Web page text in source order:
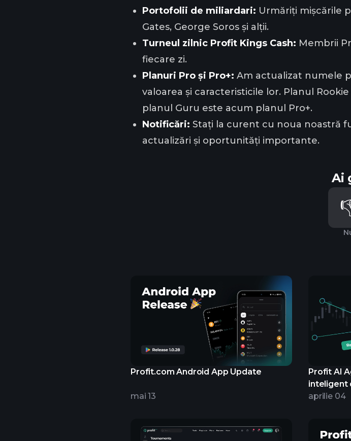
Portofolii de miliardari: Urmăriți mișcările
Gates, George Soros și alții.
Turneul zilnic Profit Kings Cash: Membrii
fiecare zi.
Planuri Pro și Pro+: Am actualizat numele
valoarea și caracteristicile lor. Planul
planul Guru este acum planul Pro+.
Notificări: Stați la curent cu noua noastră
actualizări și oportunități importante.
Ai
Profit.com Android App Update
mai 13
Profit AI
inteligent
aprilie 04